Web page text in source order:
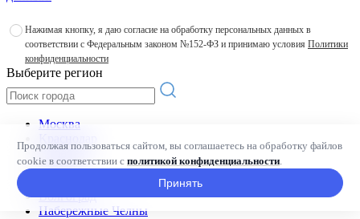
Нажимая кнопку, я даю согласие на обработку персональных данных в
соответствии с Федеральным законом №152-ФЗ и принимаю условия Политики
конфиденциальности
Выберите регион
Москва
Воронеж
Саратов
Волгоград
Набережные Челны
Продолжая пользоваться сайтом, вы соглашаетесь на обработку файлов
cookie в соответствии с политикой конфиденциальности.
Принять